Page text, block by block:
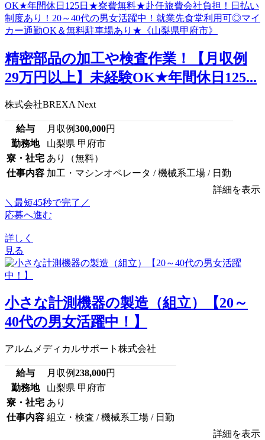
精密部品の加工や検査作業！【月収例
29万円以上】未経験OK★年間休日125...
株式会社BREXA Next
給与 月収例300,000円
勤務地
山梨県 甲府市
寮・社宅 あり（無料）
仕事内容 加工・マシンオペレータ / 機械系工場 / 日勤
詳細を表示
＼最短45秒で完了／
応募へ進む
詳しく
見る
小さな計測機器の製造（組立）【20～
40代の男女活躍中！】
アルムメディカルサポート株式会社
給与 月収例238,000円
勤務地
山梨県 甲府市
寮・社宅 あり
仕事内容 組立・検査 / 機械系工場 / 日勤
詳細を表示